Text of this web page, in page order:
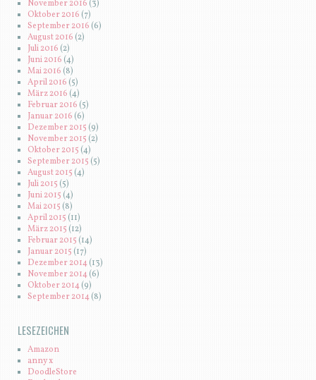
November 2016 (3)
Oktober 2016(7)
September 2016 (6)
August 2016(2)
Juli 2016(2)
Juni 2016 (4)
Mai 2016 (8)
April 2016(5)
März 2016 (4)
Februar 2016(5)
Januar 2016 (6)
Dezember 2015 (9)
November 2015 (2)
Oktober 2015 (4)
September 2015 (5)
August 2015 (4)
Juli 2015 (5)
Juni 2015 (4)
Mai 2015(8)
April 2015 (11)
März 2015 (12)
Februar 2015 (14)
Januar 2015 (17)
Dezember 2014(13)
November 2014(6)
Oktober 2014(9)
September 2014(8)
LESEZEICHEN
Amazon
anny x
DoodleStore